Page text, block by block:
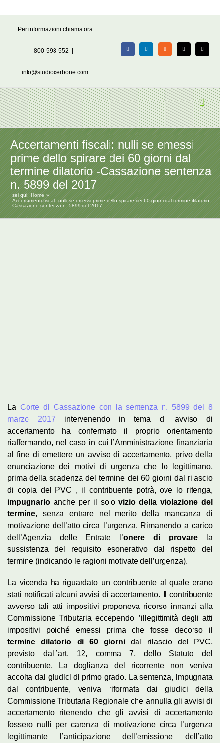
Per informazioni chiama ora
800-598-552
info@studiocerbone.com
FacebookLinkedIn Rss X Email
Accertamenti fiscali: nulli se emessi
prime dello spirare dei 60 giorni dal
termine dilatorio -Cassazione sentenza
n. 5899 del 2017
sei qui: Home
Accertamenti fiscali: nulli se emessi prime dello spirare dei 60 giorni dal termine dilatorio -
Cassazione sentenza n. 5899 del 2017
La Corte di Cassazione con la sentenza n. 5899 del 8
marzo 2017 intervenendo in tema di avviso di
accertamento ha confermato il proprio orientamento
riaffermando, nel caso in cui l’Amministrazione finanziaria
al fine di emettere un avviso di accertamento, privo della
enunciazione dei motivi di urgenza che lo legittimano,
prima della scadenza del termine dei 60 giorni dal rilascio
di copia del PVC , il contribuente potrà, ove lo ritenga,
impugnarlo anche per il solovizio della violazione del
termine, senza entrare nel merito della mancanza di
motivazione dell’atto circa l’urgenza. Rimanendo a carico
dell’Agenzia delle Entrate l’onere di provarela
sussistenza del requisito esonerativo dal rispetto del
termine (indicando le ragioni motivate dell’urgenza).
La vicenda ha riguardato un contribuente al quale erano
stati notificati alcuni avvisi di accertamento. Il contribuente
avverso tali atti impositivi proponeva ricorso innanzi alla
Commissione Tributaria eccependo l’illegittimità degli atti
impositivi poiché emessi prima che fosse decorso il
termine dilatorio di 60 giorni dal rilascio del PVC,
previsto dall’art. 12, comma 7, dello Statuto del
contribuente. La doglianza del ricorrente non veniva
accolta dai giudici di primo grado. La sentenza, impugnata
dal contribuente, veniva riformata dai giudici della
Commissione Tributaria Regionale che annulla gli avvisi di
accertamento ritenendo che gli avvisi di accertamento
fossero nulli per carenza di motivazione circa l’urgenza
legittimante l’anticipazione dell’emissione dell’atto